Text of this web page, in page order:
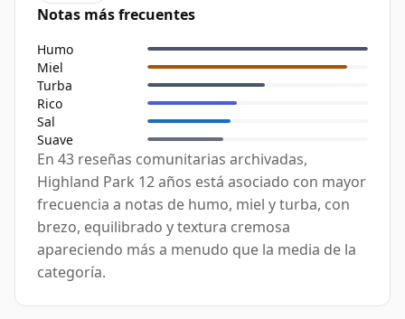
Notas más frecuentes
Humo
Miel
Turba
Rico
Sal
Suave
En 43 reseñas comunitarias archivadas,
Highland Park 12 años está asociado con mayor
frecuencia a notas de humo, miel y turba, con
brezo, equilibrado y textura cremosa
apareciendo más a menudo que la media de la
categoría.